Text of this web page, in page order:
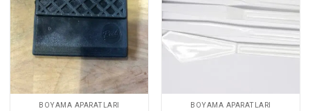
BOYAMA APARATLARI BOYAMA APARATLARI